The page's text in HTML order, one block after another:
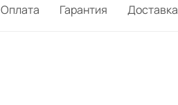
Оплата Гарантия Доставка